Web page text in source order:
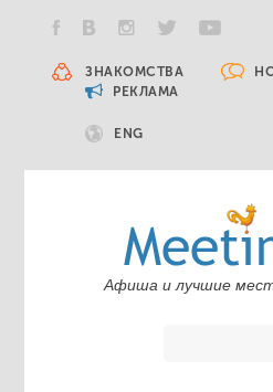
ЗНАКОМСТВА
РЕКЛАМА
ENG
Афиша и лучшие